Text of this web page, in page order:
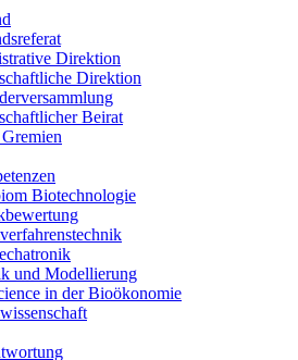
Direktion
Direktion
Beirat
Biotechnologie
und Modellierung
in der Bioökonomie